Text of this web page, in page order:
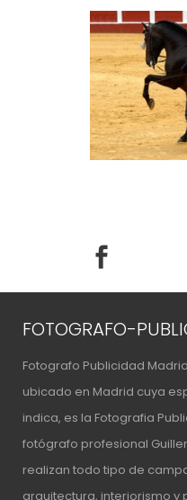
FOTOGRAFO-
Fotografo Publicidad
ubicado en Madrid cuya
indica, es la Fotografia
fotógrafo profesional
realizan todo tipo de
arquitectura, interiorismo